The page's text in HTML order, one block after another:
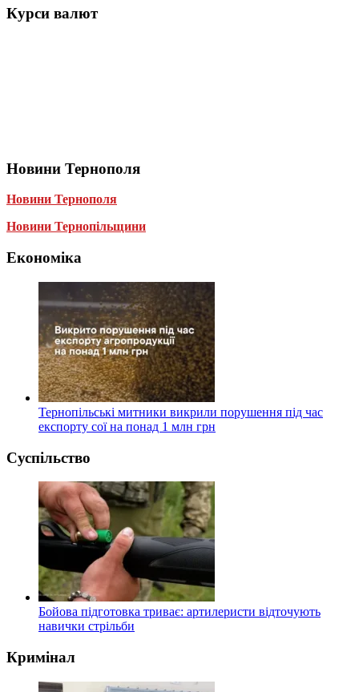
Курси валют
Новини Тернополя
Новини Тернополя
Новини Тернопільщини
Економіка
Тернопільські митники викрили порушення під час
експорту сої на понад 1 млн грн
Суспільство
Бойова підготовка триває: артилеристи відточують
навички стрільби
Кримінал